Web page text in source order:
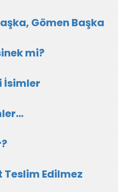
Gömen Başka
mi?
İsimler
Edilmez